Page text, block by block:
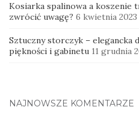
Kosiarka spalinowa a koszenie
zwrócić uwagę? 6 kwietnia 2023
Sztuczny storczyk – elegancka
piękności i gabinetu 11 grudnia
NAJNOWSZE KOMENTARZE